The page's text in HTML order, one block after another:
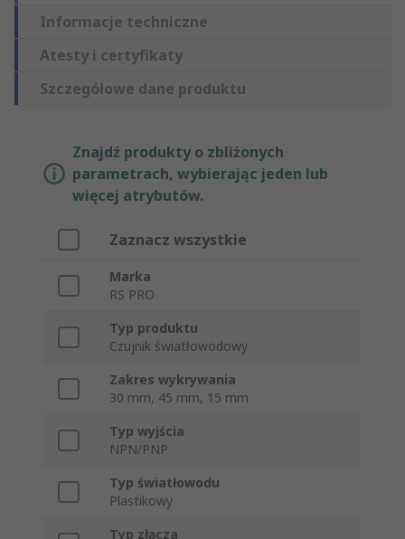
Informacje techniczne
Atesty i certyfikaty
Szczegółowe dane produktu
Znajdź produkty o zbliżonych
parametrach, wybierając jeden lub
więcej atrybutów.
Zaznacz wszystkie
Marka
RS PRO
Typ produktu
Czujnik światłowodowy
Zakres wykrywania
30 mm, 45 mm, 15 mm
Typ wyjścia
NPN/PNP
Typ światłowodu
Plastikowy
Typ złącza